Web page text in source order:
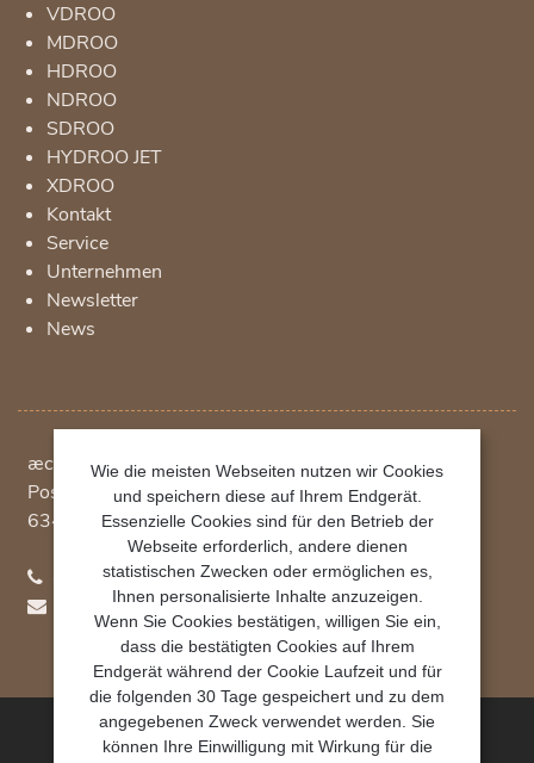
VDROO
MDROO
HDROO
NDROO
SDROO
HYDROO JET
XDROO
Kontakt
Service
Unternehmen
Newsletter
News
æcht Vertriebsgesellschaft mbH
Postfach 1234
63402
Hanau
+49 (0)69 348 790 780
hydroo(at)aecht.net
æcht Vertriebsgesellschaft mbH 2023
Wie die meisten Webseiten nutzen wir Cookies
und speichern diese auf Ihrem Endgerät.
Essenzielle Cookies sind für den Betrieb der
Webseite erforderlich, andere dienen
statistischen Zwecken oder ermöglichen es,
Ihnen personalisierte Inhalte anzuzeigen.
Wenn Sie Cookies bestätigen, willigen Sie ein,
dass die bestätigten Cookies auf Ihrem
Endgerät während der Cookie Laufzeit und für
die folgenden 30 Tage gespeichert und zu dem
angegebenen Zweck verwendet werden. Sie
können Ihre Einwilligung mit Wirkung für die